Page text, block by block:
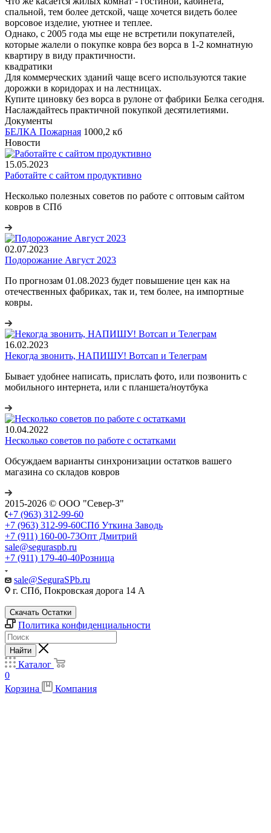
спальной, тем более детской, чаще хочется видеть более
ворсовое изделие, уютнее и теплее.
Однако, с 2005 года мы еще не встретили покупателей,
которые жалели о покупке ковра без ворса в 1-2 комнатную
квартиру в виду практичности.
квадратики
Для коммерческих зданий чаще всего используются такие
дорожки в коридорах и на лестницах.
Купите циновку без ворса в рулоне от фабрики Белка сегодня.
Наслаждайтесь практичной покупкой десятилетиями.
Документы
БЕЛКА Пожарная 1000,2 кб
Новости
15.05.2023
Работайте с сайтом продуктивно
Несколько полезных советов по работе с оптовым сайтом
ковров в СПб
02.07.2023
Подорожание Август 2023
По прогнозам 01.08.2023 будет повышение цен как на
отечественных фабриках, так и, тем более, на импортные
ковры.
16.02.2023
Некогда звонить, НАПИШУ! Вотсап и Телеграм
Бывает удобнее написать, прислать фото, или позвонить с
мобильного интернета, или с планшета/ноутбука
10.04.2022
Несколько советов по работе с остатками
Обсуждаем варианты синхронизации остатков вашего
магазина со складов ковров
2015-2026 © ООО "Север-З"
+7 (963) 312-99-60
+7 (963) 312-99-60СПб Уткина Заводь
+7 (911) 160-00-73Опт Дмитрий
sale@seguraspb.ru
+7 (911) 179-40-40Розница
sale@SeguraSPb.ru
г. СПб, Покровская дорога 14 А
Скачать Остатки
Политика конфиденциальности
Найти
Каталог
0
Корзина
Компания